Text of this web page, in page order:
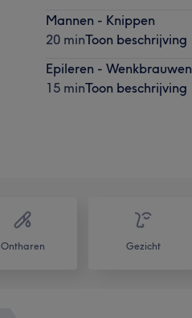
Mannen - Knippen
20 minToon beschrijving
Epileren - Wenkbrauwen
15 minToon beschrijving
Ontharen Gezicht